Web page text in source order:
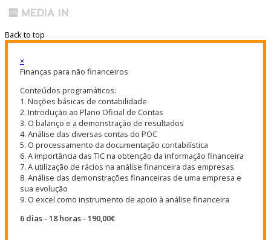
Back to top
×
Finanças para não financeiros
Conteúdos programáticos:
1. Noções básicas de contabilidade
2. Introdução ao Plano Oficial de Contas
3. O balanço e a demonstração de resultados
4. Análise das diversas contas do POC
5. O processamento da documentação contabilística
6. A importância das TIC na obtenção da informação financeira
7. A utilização de rácios na análise financeira das empresas
8. Análise das demonstrações financeiras de uma empresa e
sua evolução
9. O excel como instrumento de apoio à análise financeira
6 dias - 18 horas - 190,00€